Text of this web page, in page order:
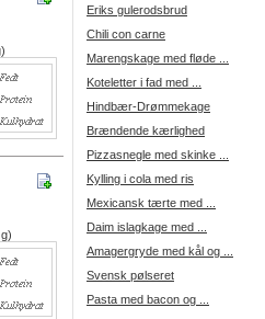
Vi har nu oprettet et mad forum,
hvor i kan dele jeres erfaringer.
Log på med dine oplysninger fra
Madopskrifter.nu.
Gå til forum
Indkøbsliste på SMS
på SMS.
For at benytte SMS funktionen,
Eriks gulerodsbrud
Chili con carne
Marengskage med fløde ...
Koteletter i fad med ...
Hindbær-Drømmekage
Brændende kærlighed
Pizzasnegle med skinke ...
Kylling i cola med ris
Mexicansk tærte med ...
Daim islagkage med ...
Amagergryde med kål og ...
Svensk pølseret
Pasta med bacon og ...